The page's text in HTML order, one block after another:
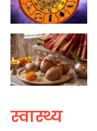
स्वास्थ्य